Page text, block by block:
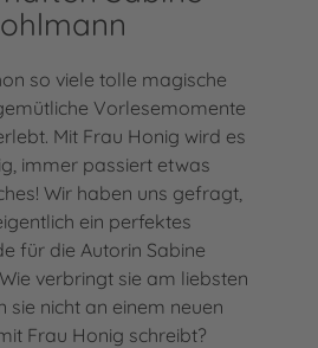
so viele tolle magische
Vorlesemomente
Mit Frau Honig wird es
immer passiert etwas
Wir haben uns gefragt,
ein perfektes
für die Autorin Sabine
verbringt sie am liebsten
sie nicht an einem neuen
Frau Honig schreibt?